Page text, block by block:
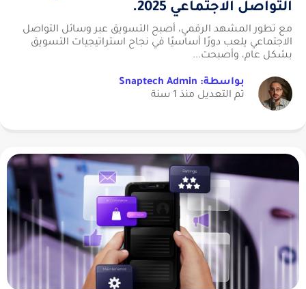
التواصل الاجتماعي 2025.
مع تطور المشهد الرقمي، أصبح التسويق عبر وسائل التواصل
الاجتماعي يلعب دورًا أساسيًا في نجاح استراتيجيات التسويق
بشكل عام، وأصبحت...
بواسطة: Snaptech Admin
تم التعديل منذ 1 سنة